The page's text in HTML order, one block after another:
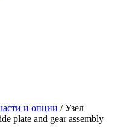
и опции / Узел
plate and gear assembly